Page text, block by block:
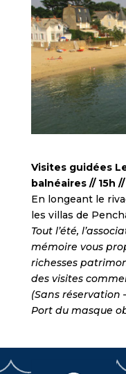
Visites guidées
balnéaires // 15h
En longeant le
les villas de
Tout l’été,
mémoire vous
richesses
des visites
(Sans réservation
Port du masque